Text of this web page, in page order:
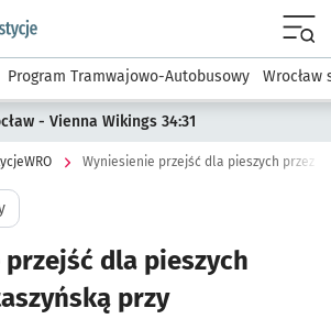
wroclaw.pl podserwis:
Program Tramwajowo-Autobusowy Wrocław
- Vienna Wikings 34:31
dla pieszych
przy